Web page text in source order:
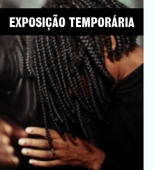
EXPOSIÇÃO TEMPORÁRIA